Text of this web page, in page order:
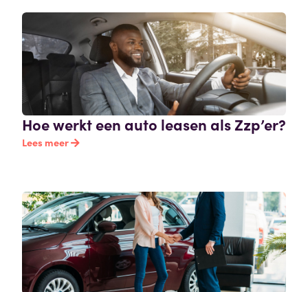
Hoe werkt een auto leasen als Zzp’er?
Lees meer